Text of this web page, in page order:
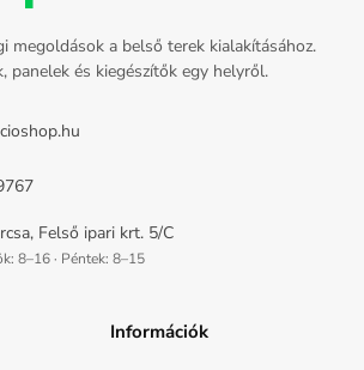
megoldások a belső terek kialakításához.
panelek és kiegészítők egy helyről.
Felső ipari krt. 5/C
8–16 · Péntek: 8–15
Információk